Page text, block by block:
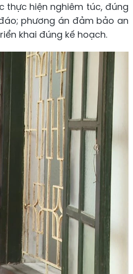
thực hiện nghiêm túc, đúng
phương án đảm bảo an
khai đúng kế hoạch.